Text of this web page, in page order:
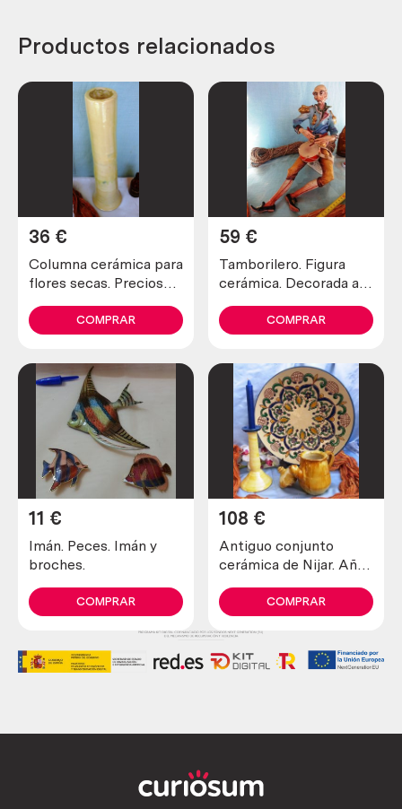
Productos relacionados
Columna cerámica para
flores secas. Preciosa
36 €
COMPRAR
Tamborilero. Figura
cerámica. Decorada a
59 €
COMPRAR
Imán. Peces. Imán y
broches.
11 €
COMPRAR
Antiguo conjunto
cerámica de Nijar. Año
108 €
COMPRAR